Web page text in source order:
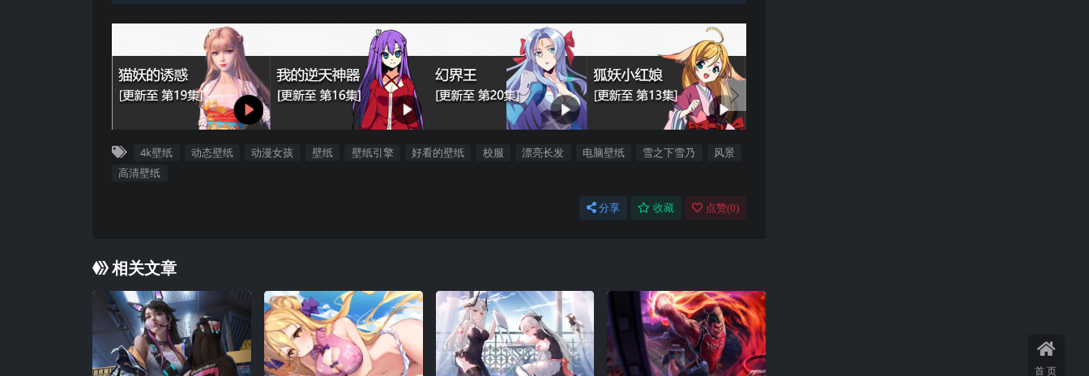
4k壁纸 动态壁纸 动漫女孩 壁纸 壁纸引擎 好看的壁纸 校服 漂亮长发 电脑壁纸 雪之下雪乃
风景
高清壁纸
分享 收藏 点赞(0)
相关文章
首页